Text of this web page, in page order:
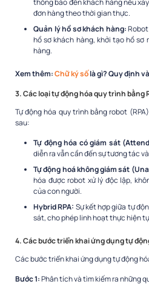
thông báo đến khách hàng nếu
đơn hàng theo thời gian thực.
Quản lý hồ sơ khách hàng:
hồ sơ khách hàng, khởi tạo hồ
hàng.
Xem thêm:Chữ ký sốlà gì? Quy định
3. Các loại tự động hóa quy trình bằng
Tự động hóa quy trình bằng robot
sau:
Tự động hóa có giám sát
diễn ra vẫn cần đến sự tương tác
Tự động hoá không giám sát
hóa được robot xử lý độc lập,
của con người.
Hybrid RPA: Sự kết hợp giữa tự
sát, cho phép linh hoạt thực hiện
4. Các bước triển khai ứng dụng tự
Các bước triển khai ứng dụng tự động
Bước 1:Phân tích và tìm kiếm ra những